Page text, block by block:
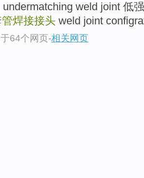
undermatching weld joint 低
焊接接头 weld joint
64个网页-相关网页